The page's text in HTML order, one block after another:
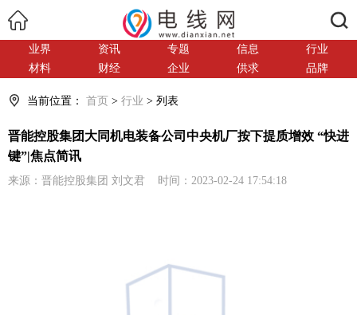
业界 资讯 专题 信息
行业
材料
财经 企业 供求 品牌
当前位置： 首页 > 行业 > 列表
晋能控股集团大同机电装备公司中央机厂按下提质增效 “快进
键”|焦点简讯
来源：晋能控股集团 刘文君 时间：2023-02-24 17:54:18